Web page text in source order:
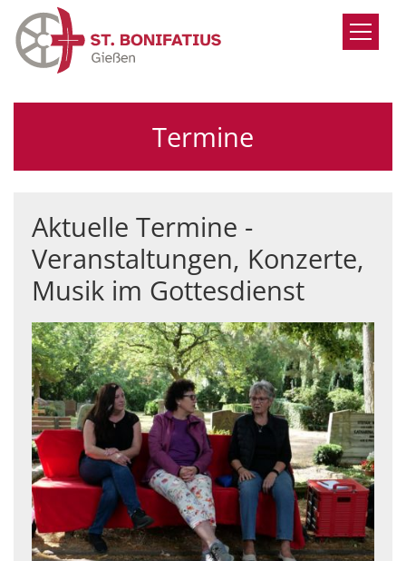
Zum Inhalt springen
Termine
Aktuelle Termine -
Veranstaltungen, Konzerte,
Musik im Gottesdienst